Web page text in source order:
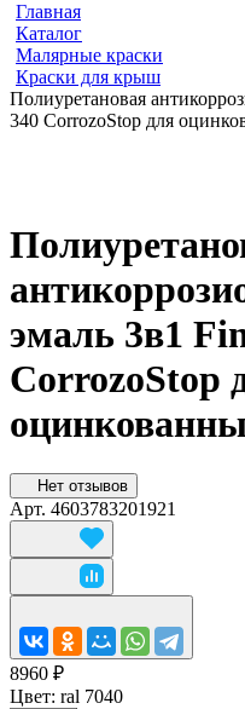
Главная
Каталог
Малярные краски
Краски для крыш
Полиуретановая
340 CorrozoStop для
эмаль 3в1
CorrozoStop
Нет отзывов
Арт. 4603783201921
8960 ₽
Цвет: ral 7040